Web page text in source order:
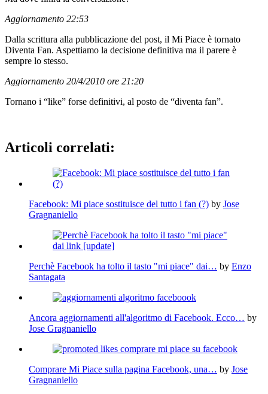
Aggiornamento 22:53
Dalla scrittura alla pubblicazione del post, il Mi Piace è tornato
Diventa Fan. Aspettiamo la decisione definitiva ma il parere è
sempre lo stesso.
Aggiornamento 20/4/2010 ore 21:20
Tornano i “like” forse definitivi, al posto de “diventa fan”.
Articoli correlati:
Facebook: Mi piace sostituisce del tutto i fan (?) by Jose
Gragnaniello
Perchè Facebook ha tolto il tasto "mi piace" dai… by Enzo
Santagata
Ancora aggiornamenti all'algoritmo di Facebook. Ecco… by
Jose Gragnaniello
Comprare Mi Piace sulla pagina Facebook, una… by Jose
Gragnaniello